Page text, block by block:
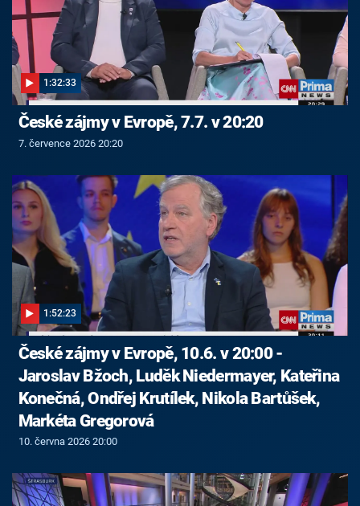
1:32:33
České zájmy v Evropě, 7.7. v 20:20
7. července 2026 20:20
1:52:23
České zájmy v Evropě, 10.6. v 20:00 -
Jaroslav Bžoch, Luděk Niedermayer, Kateřina
Konečná, Ondřej Krutílek, Nikola Bartůšek,
Markéta Gregorová
10. června 2026 20:00